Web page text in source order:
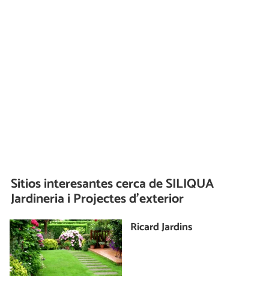
Sitios interesantes cerca deSILIQUA
Jardineria i Projectes d'exterior
Ricard Jardins